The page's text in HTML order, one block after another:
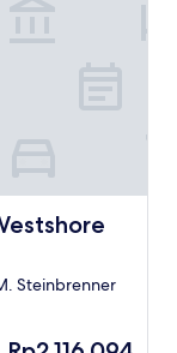
Steinbrenner
Harga